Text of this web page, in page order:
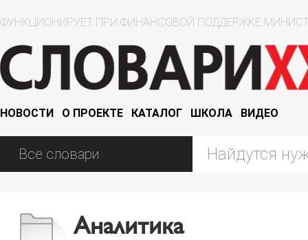
ФУНКЦИОНИРУЕТ ПРИ ФИНАНСОВОЙ ПОДДЕРЖКЕ
НОВОСТИ О ПРОЕКТЕ КАТАЛОГ ШКОЛА ВИДЕО
Аналитика